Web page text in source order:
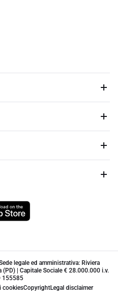
legale ed amministrativa: Riviera
| Capitale Sociale € 28.000.000 i.v.
155585
cookiesCopyrightLegal disclaimer